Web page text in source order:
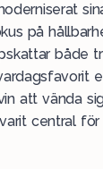
på
både
att vända
central